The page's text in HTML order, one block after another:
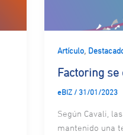
Artículo,
Factoring se
eBIZ / 31/01/2023
Según Cavali,
mantenido una